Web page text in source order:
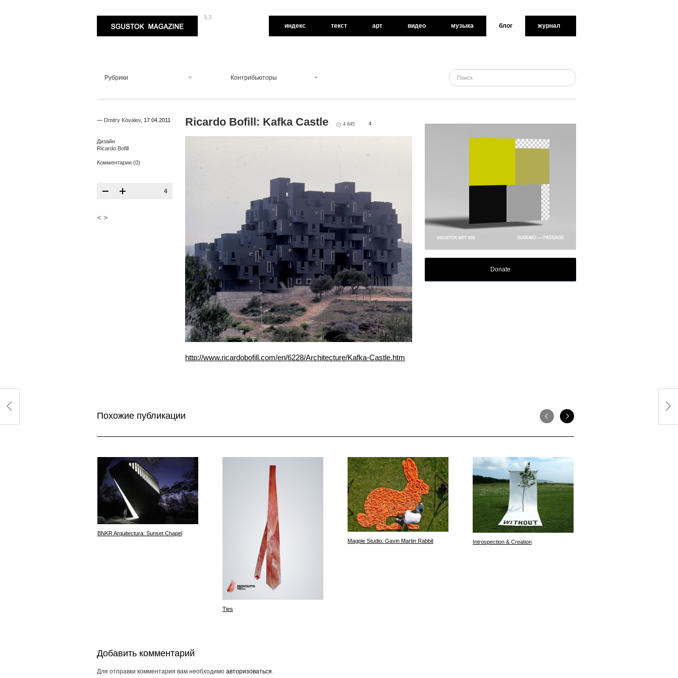
3.3
индекс текст арт видео музыка блог журнал
Рубрики Контрибьюторы
— Dmitry Kovalev, 17.04.2011
Дизайн
Ricardo Bofill
Комментарии (0)
4
< >
Ricardo Bofill: Kafka Castle 4 645 4
http://www.ricardobofill.com/en/6228/Architecture/Kafka-Castle.htm
Donate
Похожие публикации
BNKR Arquitectura: Sunset Chapel
Ties
Magpie Studio: Gavin Martin Rabbit Introspection & Creation
Добавить комментарий
Для отправки комментария вам необходимо авторизоваться